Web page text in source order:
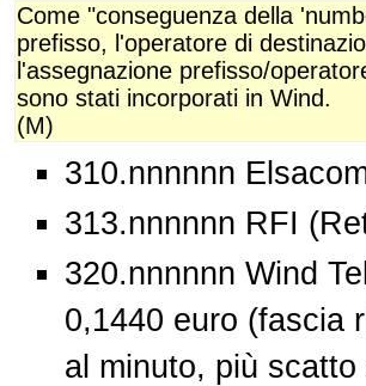
Come "conseguenza della
prefisso, l'operatore di
l'assegnazione prefisso/
sono stati incorporati in Wind.
(M)
310.nnnnnn
313.nnnnnn RFI
320.nnnnnn Wind
0,1440 euro (fascia
al minuto, più